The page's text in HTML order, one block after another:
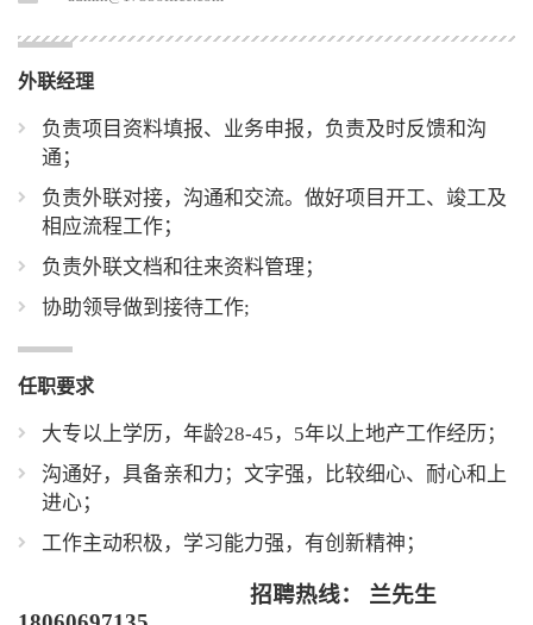
外联经理
负责项目资料填报、业务申报，负责及时反馈和沟
通；
负责外联对接，沟通和交流。做好项目开工、竣工及
相应流程工作；
负责外联文档和往来资料管理；
协助领导做到接待工作;
任职要求
大专以上学历，年龄28-45，5年以上地产工作经历；
沟通好，具备亲和力；文字强，比较细心、耐心和上
进心；
工作主动积极，学习能力强，有创新精神；
招聘热线： 兰先生